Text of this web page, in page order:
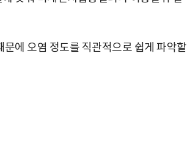
에 오염 정도를 직관적으로 쉽게 파악할